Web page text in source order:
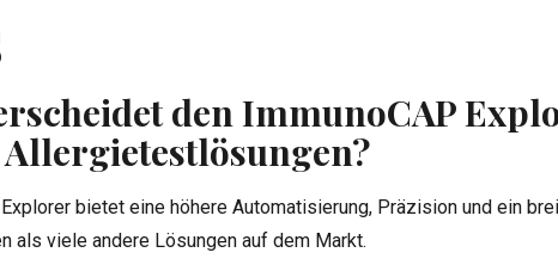
den ImmunoCAP
bietet eine höhere Automatisierung, Präzision und ein
als viele andere Lösungen auf dem Markt.